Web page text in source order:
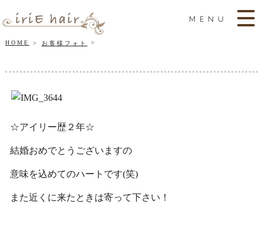
MENU
HOME お客様フォト
☆アイリー歴２年☆
結婚おめでとうございますの
意味を込めてのハートです(笑)
また近くに来たときは寄って下さい！